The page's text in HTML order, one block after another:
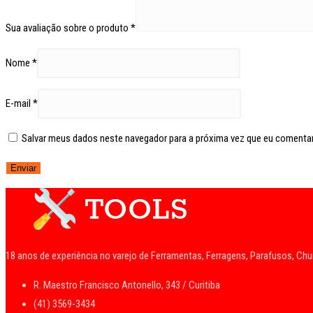
Sua avaliação sobre o produto *
Nome *
E-mail *
Salvar meus dados neste navegador para a próxima vez que eu
18 anos de experiência no varejo de Ferramentas, Ferragens, Parafusos,
R. Maestro Francisco Antonello, 343 / Curitiba
(41) 3569-3434